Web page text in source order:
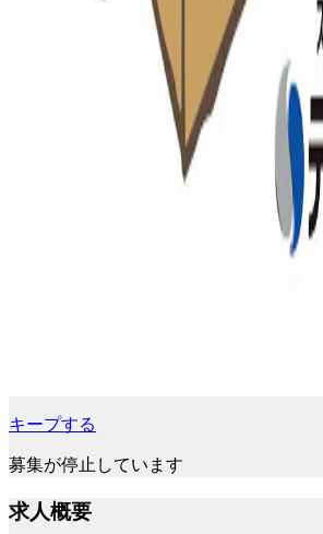
キープする
募集が停止しています
求人概要